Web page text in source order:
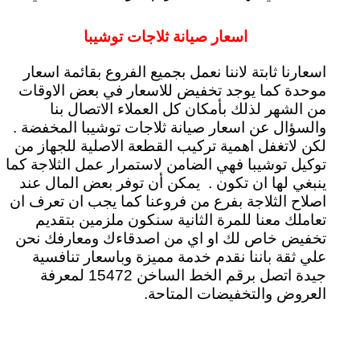
اسعار صيانة ثلاجات توشيبا
اسعارنا ثابتة لاننا نعمل بجميع الفروع بقائمة اسعار
موحدة كما يوجد تخفيض للاسعار في بعض الاوقات
من الشهر لذلك بأمكان كل العملاء الاتصال بنا
والسؤال عن اسعار صيانة ثلاجات توشيبا المخفضة .
لكن لاتغفل اهمية تركيب القطعة الاصلية للجهاز من
توكيل توشيبا فهي الضامن لاستمرار عمل الثلاجة كما
ينبغي لها ان تكون . يمكن أن توفر بعض المال عند
اصلاح الثلاجة بفرع من فروعنا كما يجب ان تعرف ان
تعاملك معنا للمرة الثانية سنكون ملزمين بتقديم
تخفيض خاص لك او اي من اصدقاءك ومعارفك نحن
علي ثقة باننا نقدم خدمة مميزة وباسعار تنافسية
جيدة اتصل برقم الخط الساخن 15472 لمعرفة
العروض والتخفيضات المتاحة.